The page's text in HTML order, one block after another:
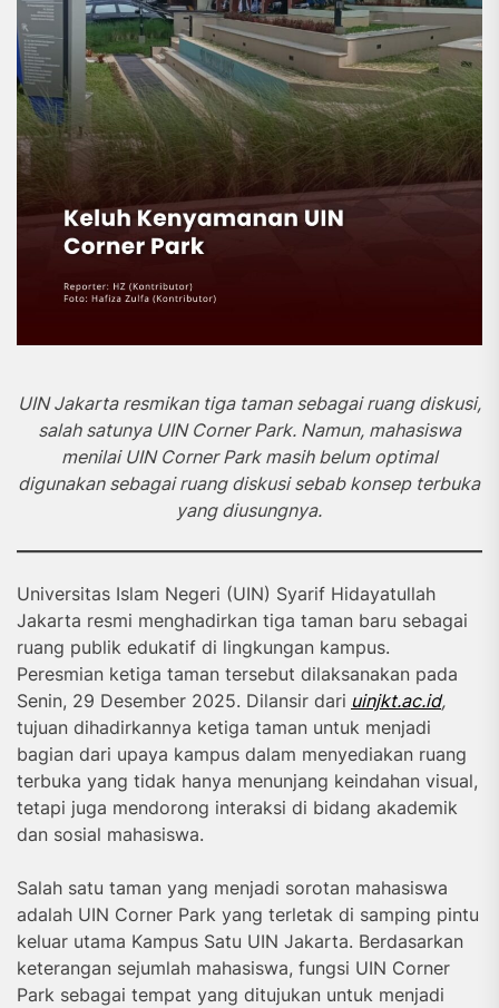
UIN Jakarta resmikan tiga taman sebagai ruang diskusi,
salah satunya UIN Corner Park. Namun, mahasiswa
menilai UIN Corner Park masih belum optimal
digunakan sebagai ruang diskusi sebab konsep terbuka
yang diusungnya.
Universitas Islam Negeri (UIN) Syarif Hidayatullah
Jakarta resmi menghadirkan tiga taman baru sebagai
ruang publik edukatif di lingkungan kampus.
Peresmian ketiga taman tersebut dilaksanakan pada
Senin, 29 Desember 2025. Dilansir dari uinjkt.ac.id,
tujuan dihadirkannya ketiga taman untuk menjadi
bagian dari upaya kampus dalam menyediakan ruang
terbuka yang tidak hanya menunjang keindahan visual,
tetapi juga mendorong interaksi di bidang akademik
dan sosial mahasiswa.
Salah satu taman yang menjadi sorotan mahasiswa
adalah UIN Corner Park yang terletak di samping pintu
keluar utama Kampus Satu UIN Jakarta. Berdasarkan
keterangan sejumlah mahasiswa, fungsi UIN Corner
Park sebagai tempat yang ditujukan untuk menjadi